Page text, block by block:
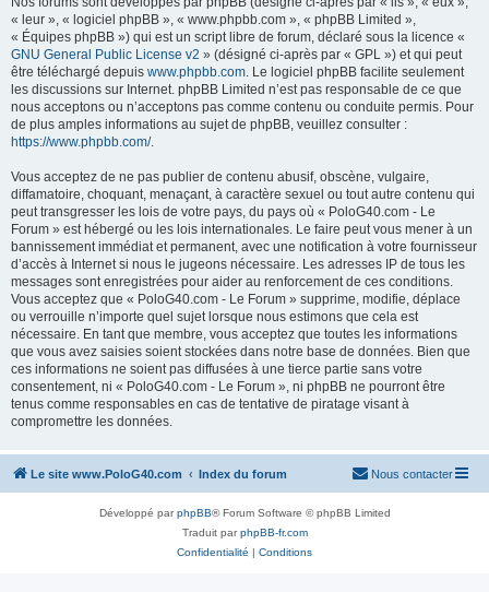
« leur », « logiciel phpBB », « www.phpbb.com », « phpBB Limited »,
« Équipes phpBB ») qui est un script libre de forum, déclaré sous la licence «
GNU General Public License v2 » (désigné ci-après par « GPL ») et qui peut
être téléchargé depuis www.phpbb.com. Le logiciel phpBB facilite seulement
les discussions sur Internet. phpBB Limited n’est pas responsable de ce que
nous acceptons ou n’acceptons pas comme contenu ou conduite permis. Pour
de plus amples informations au sujet de phpBB, veuillez consulter :
https://www.phpbb.com/.
Vous acceptez de ne pas publier de contenu abusif, obscène, vulgaire,
diffamatoire, choquant, menaçant, à caractère sexuel ou tout autre contenu qui
peut transgresser les lois de votre pays, du pays où « PoloG40.com - Le
Forum » est hébergé ou les lois internationales. Le faire peut vous mener à un
bannissement immédiat et permanent, avec une notification à votre fournisseur
d’accès à Internet si nous le jugeons nécessaire. Les adresses IP de tous les
messages sont enregistrées pour aider au renforcement de ces conditions.
Vous acceptez que « PoloG40.com - Le Forum » supprime, modifie, déplace
ou verrouille n’importe quel sujet lorsque nous estimons que cela est
nécessaire. En tant que membre, vous acceptez que toutes les informations
que vous avez saisies soient stockées dans notre base de données. Bien que
ces informations ne soient pas diffusées à une tierce partie sans votre
consentement, ni « PoloG40.com - Le Forum », ni phpBB ne pourront être
tenus comme responsables en cas de tentative de piratage visant à
compromettre les données.
Le site www.PoloG40.com Index du forum Nous contacter
Développé parphpBB® Forum Software © phpBB Limited
Traduit parphpBB-fr.com
Confidentialité | Conditions